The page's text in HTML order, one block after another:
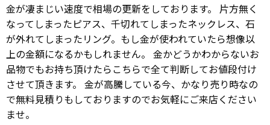
金が凄まじい速度で相場の更新をしております。 片方無く
なってしまったピアス、千切れてしまったネックレス、石
が外れてしまったリング。もし金が使われていたら想像以
上の金額になるかもしれません。 金かどうかわからないお
品物でもお持ち頂けたらこちらで全て判断してお値段付け
させて頂きます。 金が高騰している今、かなり売り時なの
で無料見積りもしておりますのでお気軽にご来店ください
ませ。